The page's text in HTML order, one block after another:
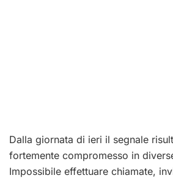
Dalla giornata di ieri il segnale
fortemente compromesso in
Impossibile effettuare chiamate,